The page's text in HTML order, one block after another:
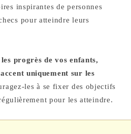
inspirantes de personnes
pour atteindre leurs
progrès de vos enfants,
uniquement sur les
les à se fixer des objectifs
pour les atteindre.